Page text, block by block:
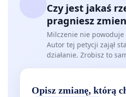
Czy jest jakaś
pragniesz
Milczenie nie powoduje
Autor tej petycji zajął
działanie. Zrobisz to
Opisz zmianę, którą